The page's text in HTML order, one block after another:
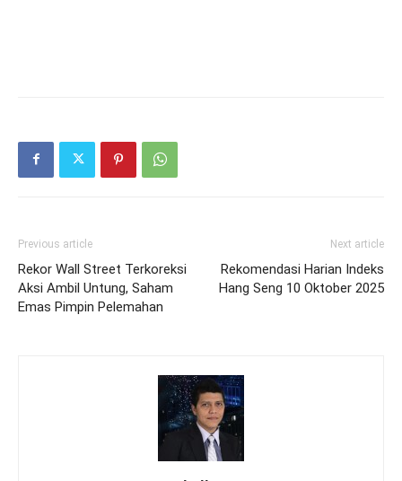
Previous article
Rekor Wall Street Terkoreksi
Aksi Ambil Untung, Saham
Emas Pimpin Pelemahan
Next article
Rekomendasi Harian Indeks
Hang Seng 10 Oktober 2025